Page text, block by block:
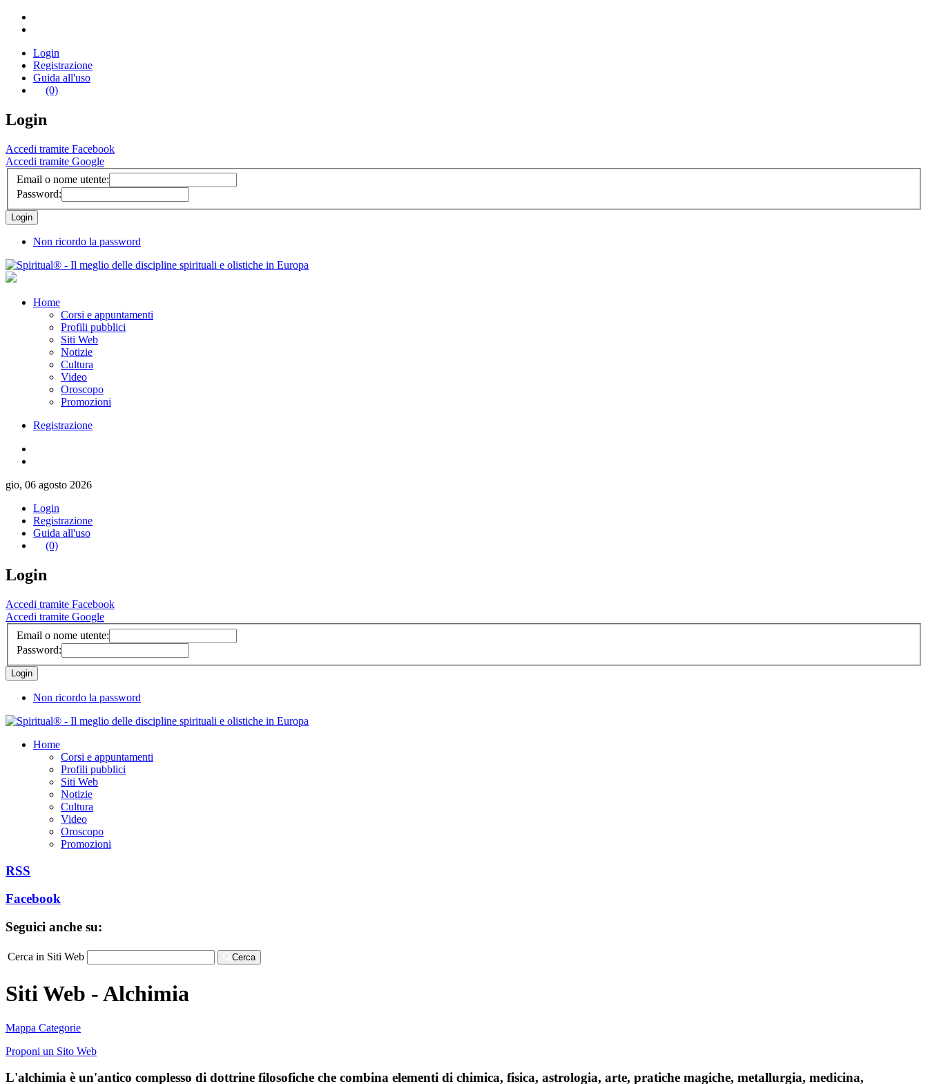
Login
Registrazione
Guida all'uso
(0)
Login
Accedi tramite Facebook
Accedi tramite Google
Email o nome utente:
Password:
Non ricordo la password
Home
Corsi e appuntamenti
Profili pubblici
Siti Web
Notizie
Cultura
Video
Oroscopo
Promozioni
Registrazione
gio, 06 agosto 2026
Login
Registrazione
Guida all'uso
(0)
Login
Accedi tramite Facebook
Accedi tramite Google
Email o nome utente:
Password:
Non ricordo la password
Home
Corsi e appuntamenti
Profili pubblici
Siti Web
Notizie
Cultura
Video
Oroscopo
Promozioni
RSS
Facebook
Seguici anche su:
Cerca in Siti Web Cerca
Siti Web - Alchimia
Mappa Categorie
Proponi un Sito Web
L'alchimia è un'antico complesso di dottrine filosofiche che combina elementi di chimica, fisica, astrologia, arte, pratiche magiche, metallurgia, medicina,